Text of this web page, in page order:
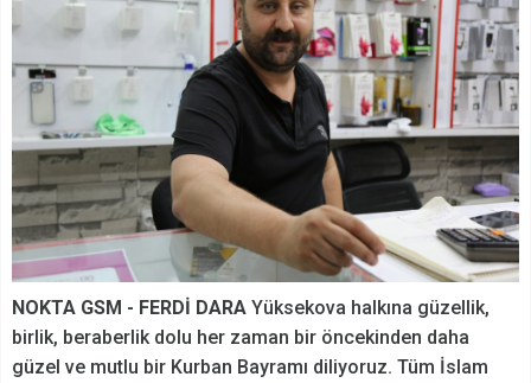
NOKTA GSM - FERDİ DARA Yüksekova halkına güzellik,
birlik, beraberlik dolu her zaman bir öncekinden daha
güzel ve mutlu bir Kurban Bayramı diliyoruz. Tüm İslam